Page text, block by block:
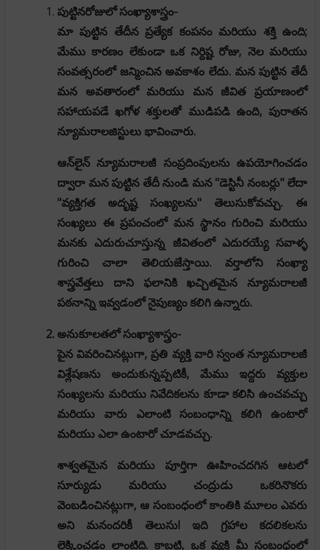
పుట్టినరోజులో సంఖ్యాశాస్త్రం-
మా పుట్టిన తేదీన ప్రత్యేక కంపనం మరియు శక్తి ఉంది;
మేము కారణం లేకుండా ఒక నిర్దిష్ట రోజు, నెల మరియు
సంవత్సరంలో జన్మించిన అవకాశం లేదు. మన పుట్టిన తేదీ
మన అవతారంలో మరియు మన జీవిత ప్రయాణంలో
సహాయపడే ఖగోళ శక్తులతో ముడిపడి ఉంది, పురాతన
న్యూమరాలజిస్టులు భావించారు.
ఆన్‌లైన్ న్యూమరాలజీ సంప్రదింపులను ఉపయోగించడం
ద్వారా మన పుట్టిన తేదీ నుండి మన "డెస్టినీ నంబర్లు" లేదా
"వ్యక్తిగత అదృష్ట సంఖ్యలను" తెలుసుకోవచ్చు. ఈ
సంఖ్యలు ఈ ప్రపంచంలో మన స్థానం గురించి మరియు
మనకు ఎదురుచూస్తున్న జీవితంలో ఎదురయ్యే సవాళ్ళ
గురించి చాలా తెలియజేస్తాయి. వర్తాలోని సంఖ్యా
శాస్త్రవేత్తలు దాని ఫలానికి ఖచ్చితమైన న్యూమరాలజీ
పఠనాన్ని ఇవ్వడంలో నైపుణ్యం కలిగి ఉన్నారు.
అనుకూలతలో సంఖ్యాశాస్త్రం-
పైన వివరించినట్లుగా, ప్రతి వ్యక్తి వారి స్వంత న్యూమరాలజీ
విశ్లేషణను అందుకున్నప్పటికీ, మేము ఇద్దరు వ్యక్తుల
సంఖ్యలను మరియు నివేదికలను కూడా కలిసి ఉంచవచ్చు
మరియు వారు ఎలాంటి సంబంధాన్ని కలిగి ఉంటారో
మరియు ఎలా ఉంటారో చూడవచ్చు.
శాశ్వతమైన మరియు పూర్తిగా ఊహించదగిన ఆటలో
సూర్యుడు మరియు చంద్రుడు ఒకరినొకరు
వెంబడించినట్లుగా, ఆ సంబంధంలో కాంతికి మూలం ఎవరు
అని మనందరికీ తెలుసు! ఇది గ్రహాల కదలికలను
లెక్కించడం లాంటిది. కాబట్టి, ఒక వ్యక్తి మీ సంబంధంలో